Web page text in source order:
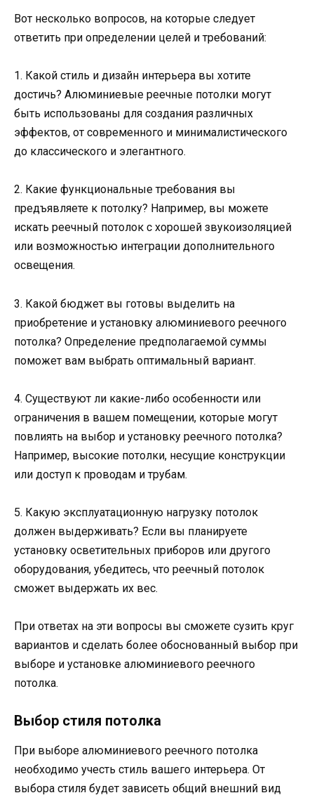
Вот несколько вопросов, на которые следует
ответить при определении целей и требований:
1. Какой стиль и дизайн интерьера вы хотите
достичь? Алюминиевые реечные потолки могут
быть использованы для создания различных
эффектов, от современного и минималистического
до классического и элегантного.
2. Какие функциональные требования вы
предъявляете к потолку? Например, вы можете
искать реечный потолок с хорошей звукоизоляцией
или возможностью интеграции дополнительного
освещения.
3. Какой бюджет вы готовы выделить на
приобретение и установку алюминиевого реечного
потолка? Определение предполагаемой суммы
поможет вам выбрать оптимальный вариант.
4. Существуют ли какие-либо особенности или
ограничения в вашем помещении, которые могут
повлиять на выбор и установку реечного потолка?
Например, высокие потолки, несущие конструкции
или доступ к проводам и трубам.
5. Какую эксплуатационную нагрузку потолок
должен выдерживать? Если вы планируете
установку осветительных приборов или другого
оборудования, убедитесь, что реечный потолок
сможет выдержать их вес.
При ответах на эти вопросы вы сможете сузить круг
вариантов и сделать более обоснованный выбор при
выборе и установке алюминиевого реечного
потолка.
Выбор стиля потолка
При выборе алюминиевого реечного потолка
необходимо учесть стиль вашего интерьера. От
выбора стиля будет зависеть общий внешний вид